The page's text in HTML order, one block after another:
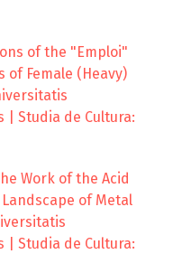
of the "Emploi"
Female (Heavy)
| Studia de Cultura:
Work of the Acid
of Metal
| Studia de Cultura: